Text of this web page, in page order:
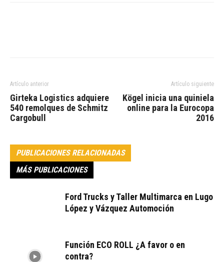
Artículo anterior
Girteka Logistics adquiere
540 remolques de Schmitz
Cargobull
Artículo siguiente
Kögel inicia una quiniela
online para la Eurocopa
2016
PUBLICACIONES RELACIONADAS
MÁS PUBLICACIONES
Ford Trucks y Taller Multimarca en Lugo
López y Vázquez Automoción
Función ECO ROLL ¿A favor o en
contra?